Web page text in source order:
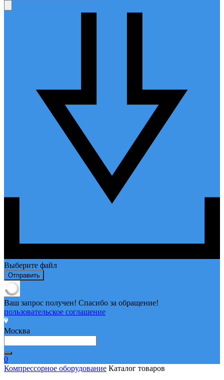
Выберите файл
Отправить
Ваш запрос получен! Спасибо за обращение!
пользовательское соглашение
Москва
0
Компрессорное оборудование Каталог товаров